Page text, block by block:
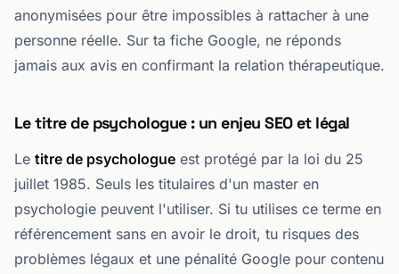
anonymisées pour être impossibles à rattacher à une
personne réelle. Sur ta fiche Google, ne réponds
jamais aux avis en confirmant la relation thérapeutique.
Le titre de psychologue : un enjeu SEO et légal
Le titre de psychologue est protégé par la loi du 25
juillet 1985. Seuls les titulaires d'un master en
psychologie peuvent l'utiliser. Si tu utilises ce terme en
référencement sans en avoir le droit, tu risques des
problèmes légaux et une pénalité Google pour contenu